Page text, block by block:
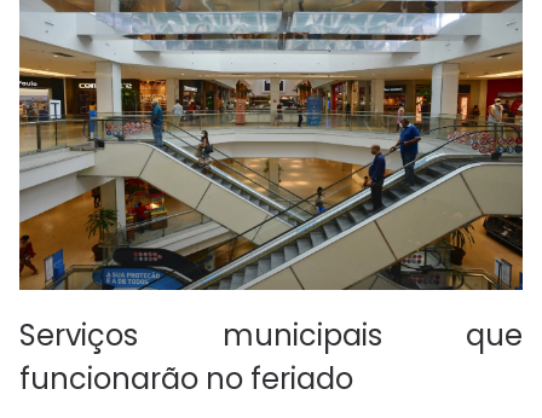
Serviços municipais que
funcionarão no feriado